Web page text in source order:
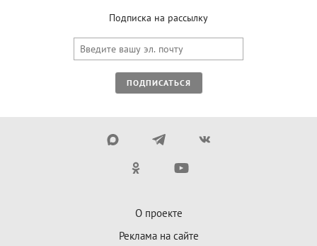
Подписка на рассылку
ПОДПИСАТЬСЯ
О проекте
Реклама на сайте